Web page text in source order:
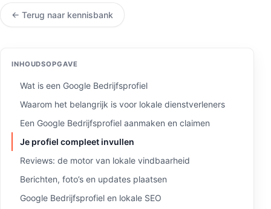
← Terug naar kennisbank
INHOUDSOPGAVE
Wat is een Google Bedrijfsprofiel
Waarom het belangrijk is voor lokale dienstverleners
Een Google Bedrijfsprofiel aanmaken en claimen
Je profiel compleet invullen
Reviews: de motor van lokale vindbaarheid
Berichten, foto’s en updates plaatsen
Google Bedrijfsprofiel en lokale SEO